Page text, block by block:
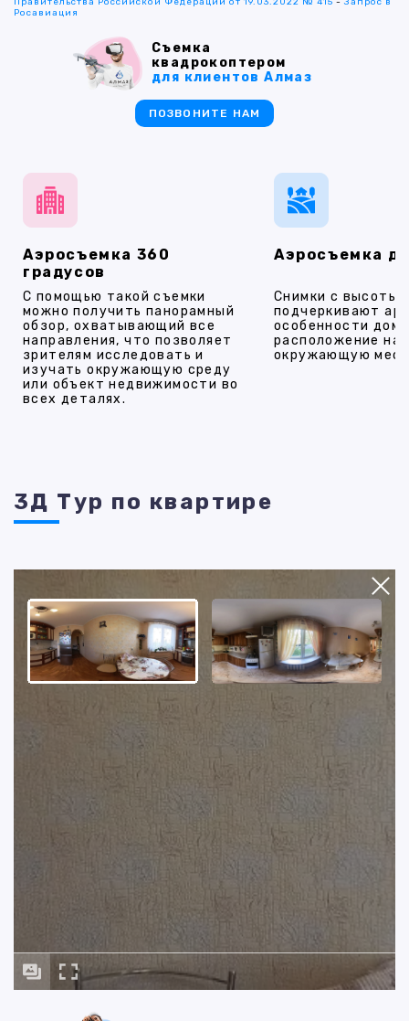
Аэросъемка 360
градусов
С помощью такой съемки
можно получить панорамный
обзор, охватывающий все
направления, что позволяет
зрителям исследовать и
изучать окружающую среду
или объект недвижимости во
всех деталях.
Аэросъемка
Снимки с высоты
подчеркивают
особенности
расположение на
окружающую
Росавиация
Съемка
квадрокоптером
для клиентов Алмаз
ПОЗВОНИТЕ НАМ
3Д Тур по квартире